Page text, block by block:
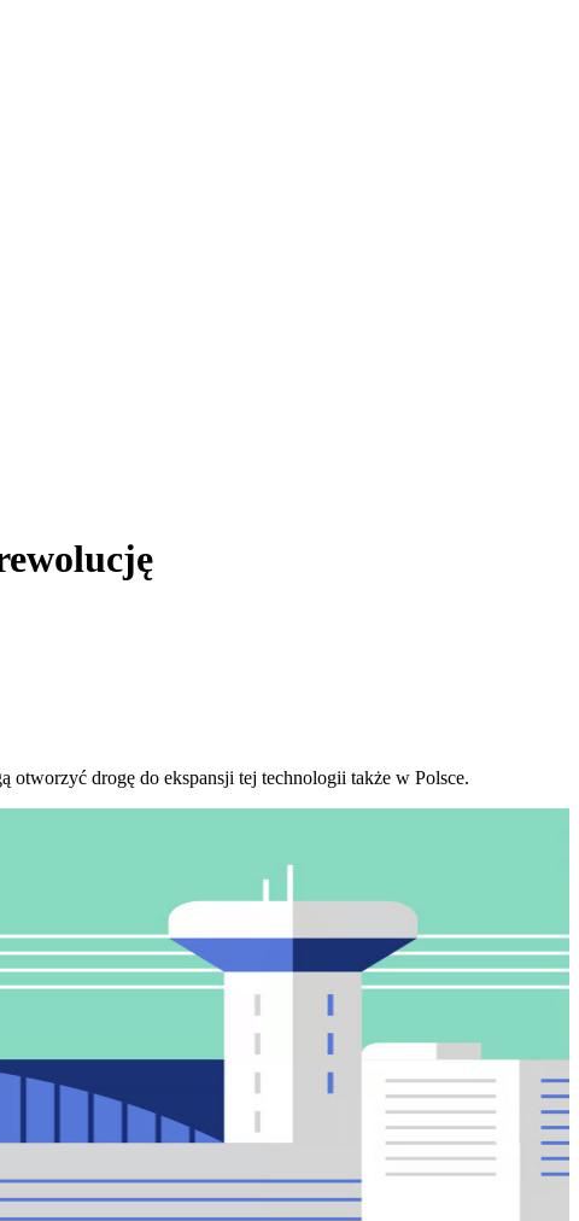
drogę do ekspansji tej technologii także w Polsce.